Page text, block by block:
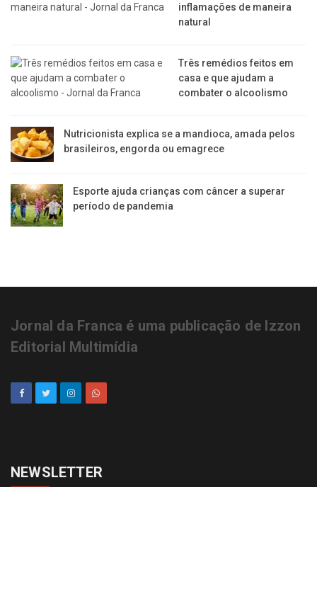
inflamações de maneira
natural
Três remédios feitos em
casa e que ajudam a
combater o alcoolismo
Nutricionista explica se a mandioca, amada pelos
brasileiros, engorda ou emagrece
Esporte ajuda crianças com câncer a superar
período de pandemia
Jornal da Franca é uma publicação de Izzon
Editorial Multimídia
NEWSLETTER